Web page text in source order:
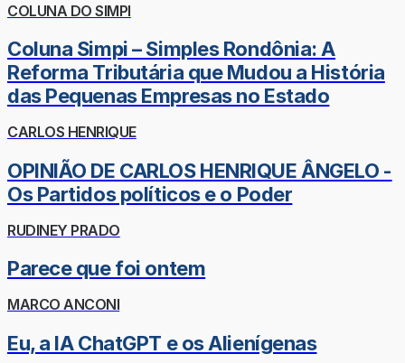
COLUNA DO SIMPI
Coluna Simpi – Simples Rondônia: A
Reforma Tributária que Mudou a História
das Pequenas Empresas no Estado
CARLOS HENRIQUE
OPINIÃO DE CARLOS HENRIQUE ÂNGELO -
Os Partidos políticos e o Poder
RUDINEY PRADO
Parece que foi ontem
MARCO ANCONI
Eu, a IA ChatGPT e os Alienígenas